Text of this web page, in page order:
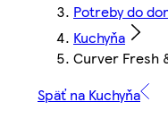
Potreby do
Kuchyňa
Curver Fresh
Späť na Kuchyňa